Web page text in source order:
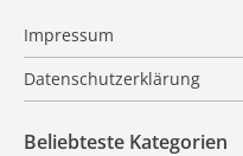
Impressum
Datenschutzerklärung
Beliebteste Kategorien